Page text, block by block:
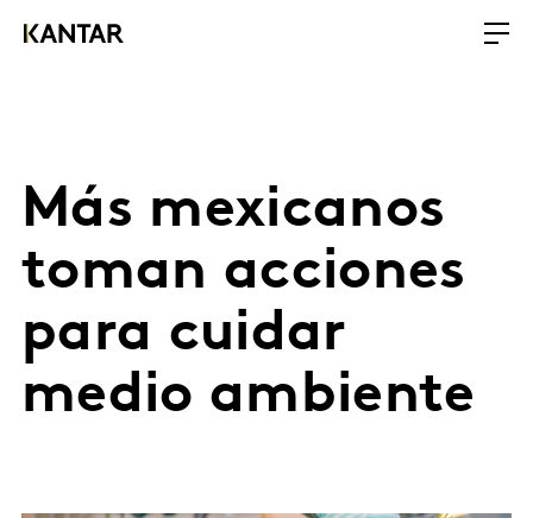
Más mexicanos
toman acciones
para cuidar
medio ambiente